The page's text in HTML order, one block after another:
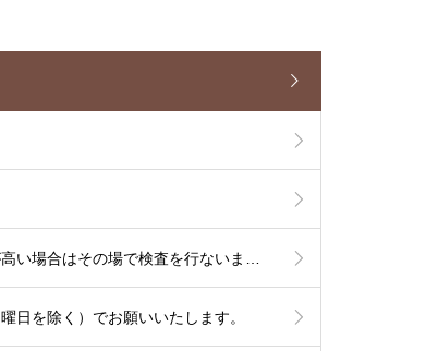
日を除く）でお願いいたします。